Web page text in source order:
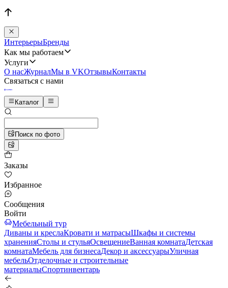
ИнтерьерыБренды
Как мы работаем
Услуги
О насЖурналМы в VKОтзывыКонтакты
Связаться с нами
Каталог
Поиск по фото
Заказы
Избранное
Сообщения
Войти
Мебельный тур
Диваны и креслаКровати и матрасыШкафы и системы
храненияСтолы и стульяОсвещениеВанная комнатаДетская
комнатаМебель для бизнесаДекор и аксессуарыУличная
мебельОтделочные и строительные
материалыСпортинвентарь